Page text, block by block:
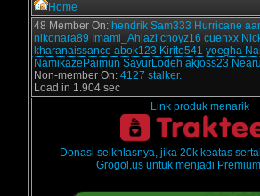
Home
48 Member On: hendrik Sam333 Hurricane
nikonara89 Imami_Ahjazi choyz16 cuenxx
kharanaissance abok123 Kirito541 yoegha
NamikazePaimun SayurLodeh akjoss23
Non-member On: 4127 stalker.
Load in 1.904 sec
Link produk menarik
Donasi seikhlasnya, jika 20k keatas
Grogol.us untuk menjadi